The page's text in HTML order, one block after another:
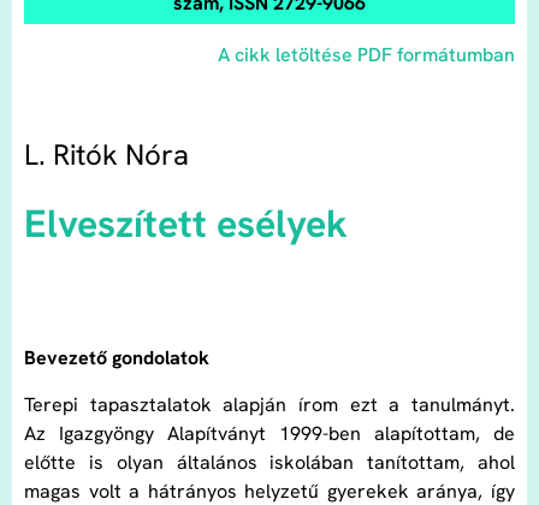
A cikk letöltése PDF formátumban
L. Ritók Nóra
Elveszített esélyek
Bevezető gondolatok
Terepi tapasztalatok alapján írom ezt a tanulmányt.
Az Igazgyöngy Alapítványt 1999-ben alapítottam, de
előtte is olyan általános iskolában tanítottam, ahol
magas volt a hátrányos helyzetű gyerekek aránya, így